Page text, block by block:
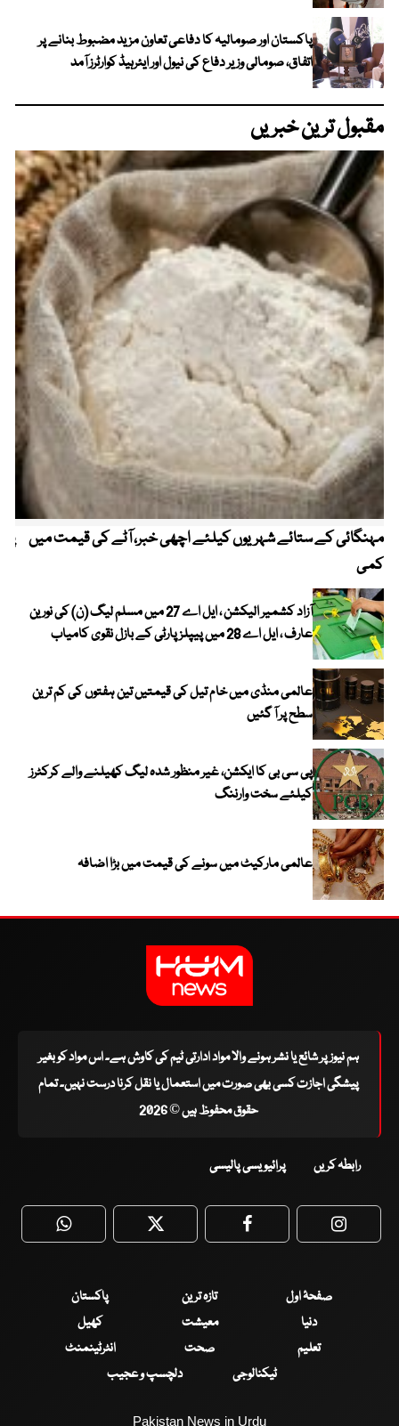
پاکستان اور صومالیہ کا دفاعی تعاون مزید مضبوط بنانے پر
اتفاق، صومالی وزیر دفاع کی نیول اور ایئرہیڈ کوارٹرز آمد
مقبول ترین خبریں
مہنگائی کے ستائے شہریوں کیلئے اچھی خبر، آٹے کی قیمت میں
کمی
آزاد کشمیر الیکشن ، ایل اے 27 میں مسلم لیگ (ن) کی نورین
عارف ، ایل اے 28 میں پیپلز پارٹی کے بازل نقوی کامیاب
عالمی منڈی میں خام تیل کی قیمتیں تین ہفتوں کی کم ترین
سطح پر آ گئیں
پی سی بی کا ایکشن، غیر منظور شدہ لیگ کھیلنے والے کرکٹرز
کیلئے سخت وارننگ
عالمی مارکیٹ میں سونے کی قیمت میں بڑا اضافہ
ہم نیوز پر شائع یا نشر ہونے والا مواد ادارتی ٹیم کی کاوش ہے۔ اس مواد کو بغیر
پیشگی اجازت کسی بھی صورت میں استعمال یا نقل کرنا درست نہیں۔ تمام
حقوق محفوظ ہیں © 2026
رابطہ کریں پرائیویسی پالیسی
WhatsApp Twitter Facebook
صفحۂ اول تازہ ترین
پاکستان
دنیا
معیشت
کھیل
تعلیم
صحت
انٹرٹینمنٹ
ٹیکنالوجی
دلچسپ و عجیب
Pakistan News in Urdu